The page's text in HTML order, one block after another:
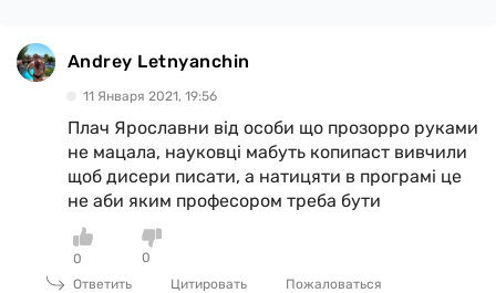
Andrey Letnyanchin
11 Января 2021, 19:56
Плач Ярославни від особи що прозорро руками
не мацала, науковці мабуть копипаст вивчили
щоб дисери писати, а натицяти в програмі це
не аби яким професором треба бути
0
0
Ответить
Цитировать Пожаловаться